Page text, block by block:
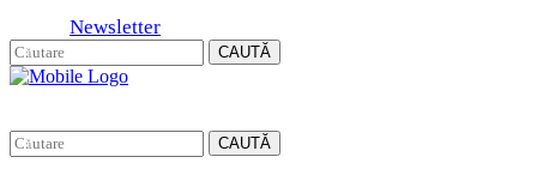
Newsletter
CAUTĂ
CAUTĂ